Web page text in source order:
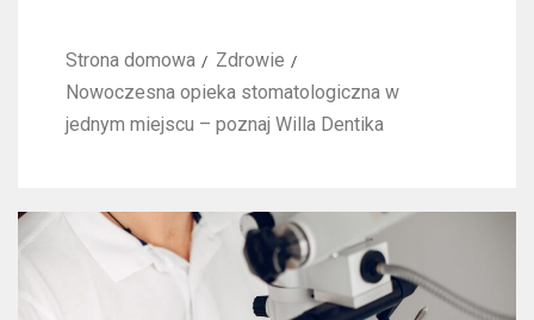
Strona domowa
Zdrowie
Nowoczesna opieka stomatologiczna w
jednym miejscu – poznaj Willa Dentika